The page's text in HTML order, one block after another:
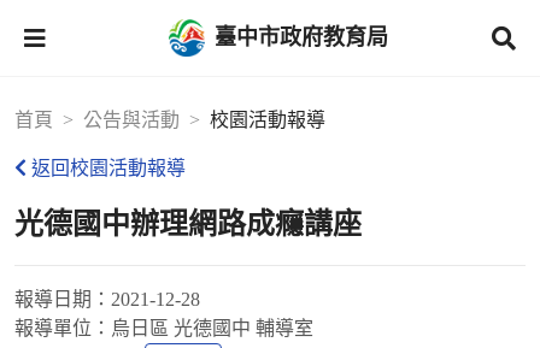
臺中市政府教育局
首頁 公告與活動 校園活動報導
返回校園活動報導
光德國中辦理網路成癮講座
報導日期： 2021-12-28
報導單位： 烏日區 光德國中 輔導室